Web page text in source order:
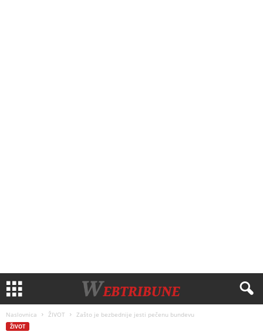
Naslovnica ŽIVOT Zašto je bezbednije jesti pečenu bundevu
ŽIVOT